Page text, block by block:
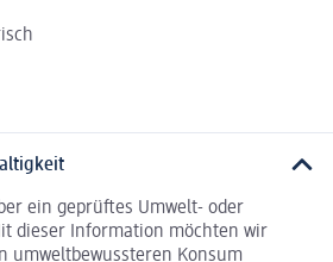
ein geprüftes Umwelt- oder
dieser Information möchten wir
umweltbewussteren Konsum